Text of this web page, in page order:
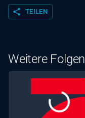
share TEILEN
Weitere Folgen